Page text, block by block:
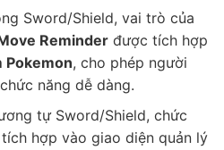
Sword/Shield, vai trò của
Reminderđược tích hợp
Pokemon, cho phép người
năng dễ dàng.
tự Sword/Shield, chức
hợp vào giao diện quản lý